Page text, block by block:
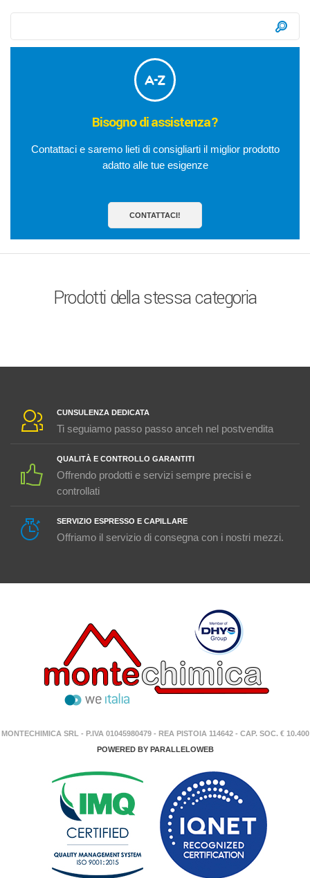
Bisogno di assistenza?
Contattaci e saremo lieti di consigliarti il miglior prodotto
adatto alle tue esigenze
CONTATTACI!
Prodotti della stessa categoria
CUNSULENZA DEDICATA
Ti seguiamo passo passo anceh nel postvendita
QUALITÀ E CONTROLLO GARANTITI
Offrendo prodotti e servizi sempre precisi e
controllati
SERVIZIO ESPRESSO E CAPILLARE
Offriamo il servizio di consegna con i nostri mezzi.
MONTECHIMICA SRL - P.IVA 01045980479 - REA PISTOIA 114642 - CAP. SOC. € 10.400
POWERED BY PARALLELOWEB